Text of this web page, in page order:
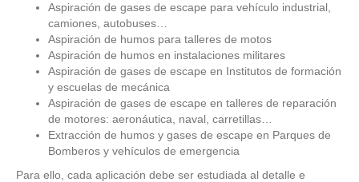
Aspiración de gases de escape para vehículo industrial,
camiones, autobuses…
Aspiración de humos para talleres de motos
Aspiración de humos en instalaciones militares
Aspiración de gases de escape en Institutos de formación
y escuelas de mecánica
Aspiración de gases de escape en talleres de reparación
de motores: aeronáutica, naval, carretillas…
Extracción de humos y gases de escape en Parques de
Bomberos y vehículos de emergencia
Para ello, cada aplicación debe ser estudiada al detalle e